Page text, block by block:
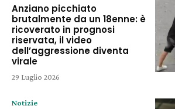
Anziano picchiato
brutalmente da un 18enne: è
ricoverato in prognosi
riservata, il video
dell’aggressione diventa
virale
29 Luglio 2026
Notizie